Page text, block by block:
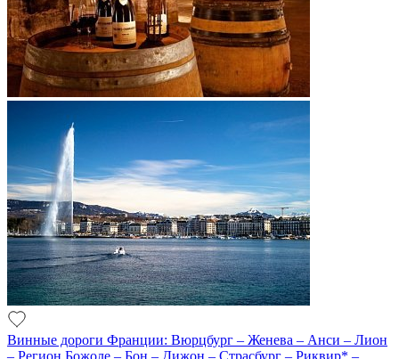
Винные дороги Франции: Вюрцбург – Женева – Анси – Лион
– Регион Божоле – Бон – Дижон – Страсбург – Риквир* –